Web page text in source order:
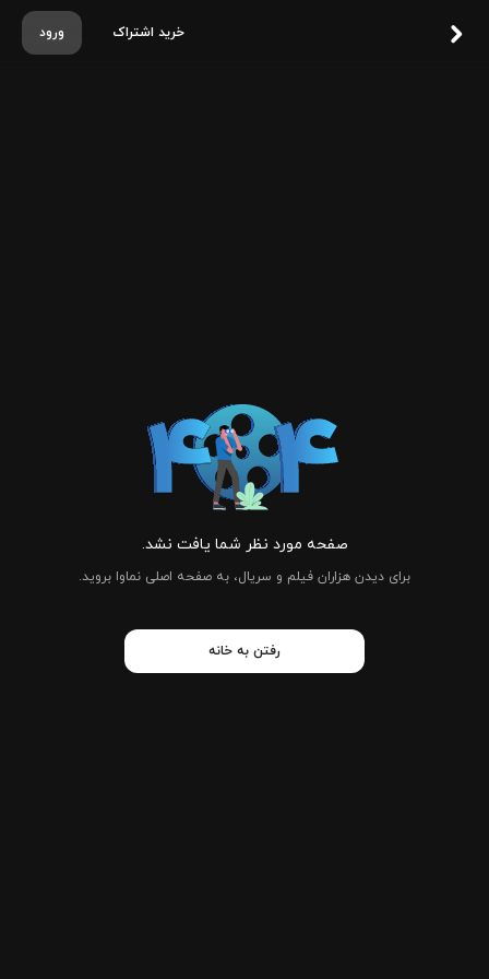
ورود خرید اشتراک
صفحه مورد نظر شما یافت نشد.
برای دیدن هزاران فیلم و سریال، به صفحه اصلی نماوا بروید.
رفتن به خانه